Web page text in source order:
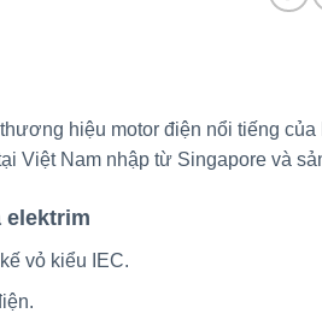
thương hiệu motor điện nổi tiếng
Việt Nam nhập từ Singapore và
elektrim
vỏ kiểu IEC.